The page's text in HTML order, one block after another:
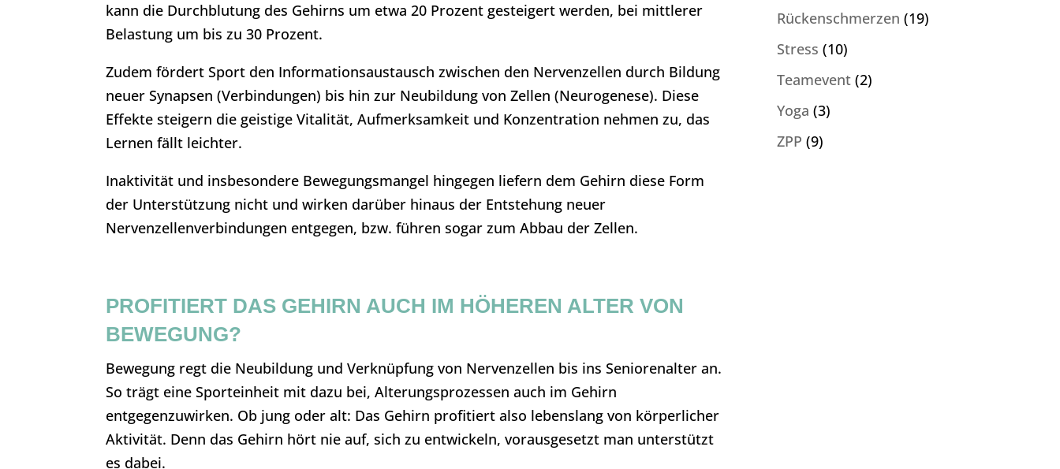
kann die Durchblutung des Gehirns um etwa 20 Prozent gesteigert werden, bei mittlerer
Belastung um bis zu 30 Prozent.
Zudem fördert Sport den Informationsaustausch zwischen den Nervenzellen durch Bildung
neuer Synapsen (Verbindungen) bis hin zur Neubildung von Zellen (Neurogenese). Diese
Effekte steigern die geistige Vitalität, Aufmerksamkeit und Konzentration nehmen zu, das
Lernen fällt leichter.
Inaktivität und insbesondere Bewegungsmangel hingegen liefern dem Gehirn diese Form
der Unterstützung nicht und wirken darüber hinaus der Entstehung neuer
Nervenzellenverbindungen entgegen, bzw. führen sogar zum Abbau der Zellen.
PROFITIERT DAS GEHIRN AUCH IM HÖHEREN ALTER VON
BEWEGUNG?
Bewegung regt die Neubildung und Verknüpfung von Nervenzellen bis ins Seniorenalter an.
So trägt eine Sporteinheit mit dazu bei, Alterungsprozessen auch im Gehirn
entgegenzuwirken. Ob jung oder alt: Das Gehirn profitiert also lebenslang von körperlicher
Aktivität. Denn das Gehirn hört nie auf, sich zu entwickeln, vorausgesetzt man unterstützt
es dabei.
Rückenschmerzen (19)
Stress (10)
Teamevent (2)
Yoga (3)
ZPP (9)